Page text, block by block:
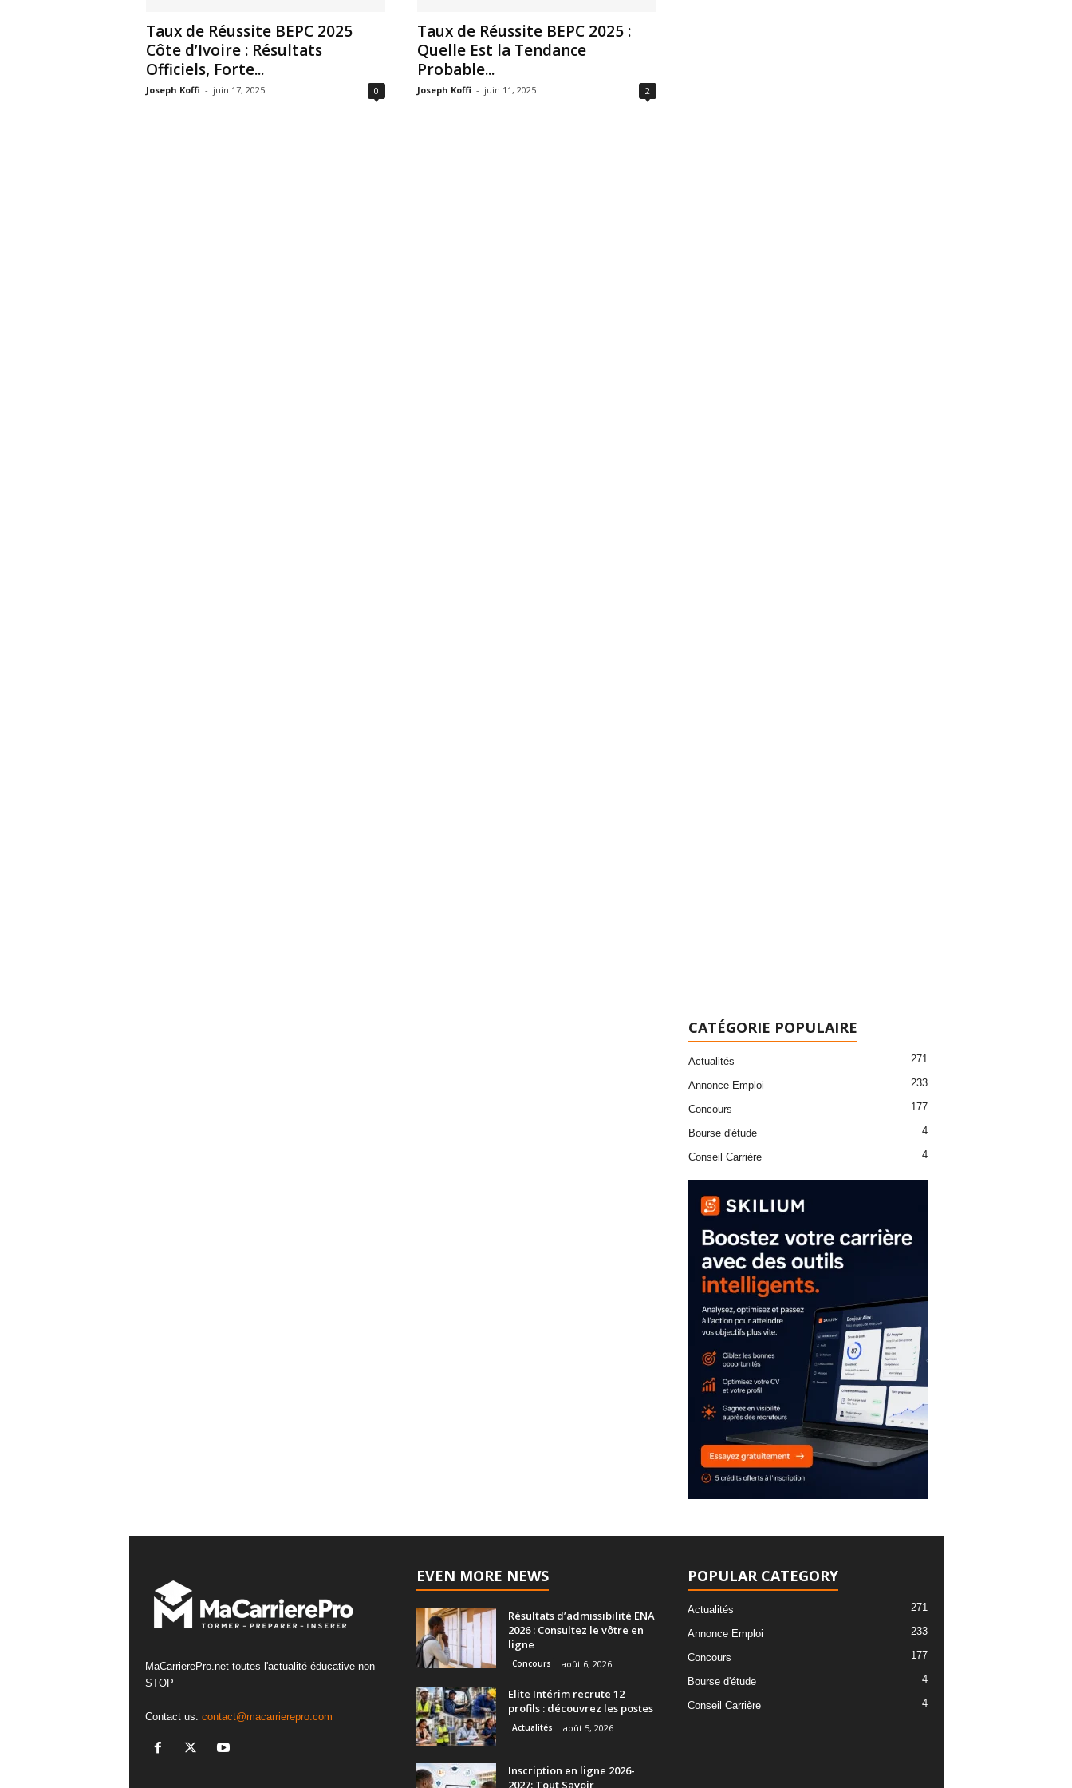
Taux de Réussite BEPC 2025
Côte d’Ivoire : Résultats
Officiels, Forte...
Joseph Koffi - juin 17, 2025 0
Taux de Réussite BEPC 2025 :
Quelle Est la Tendance
Probable...
Joseph Koffi - juin 11, 2025 2
CATÉGORIE POPULAIRE
Actualités 271
Annonce Emploi 233
Concours 177
Bourse d'étude 4
Conseil Carrière 4
MaCarrierePro.net toutes l'actualité éducative non
STOP
Contact us: contact@macarrierepro.com
EVEN MORE NEWS
Résultats d’admissibilité ENA
2026 : Consultez le vôtre en
ligne
Concours août 6, 2026
Elite Intérim recrute 12
profils : découvrez les postes
Actualités août 5, 2026
Inscription en ligne 2026-
2027: Tout Savoir
POPULAR CATEGORY
Actualités 271
Annonce Emploi 233
Concours 177
Bourse d'étude 4
Conseil Carrière 4